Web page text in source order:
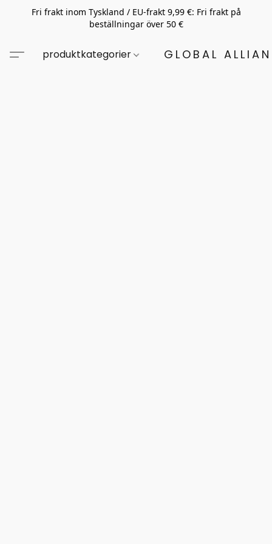
Fri frakt inom Tyskland / EU-frakt 9,99 €: Fri frakt på
beställningar över 50 €
GLOBAL
produktkategorier